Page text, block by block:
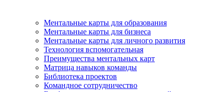
Ментальные карты для образования
Ментальные карты для бизнеса
Ментальные карты для личного развития
Технология вспомогательная
Преимущества ментальных карт
Матрица навыков команды
Библиотека проектов
Командное сотрудничество